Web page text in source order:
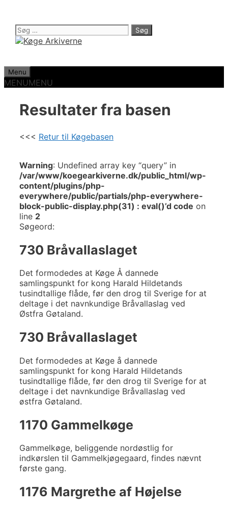
indhold
Søg
efter:
Menu
MENUMENU
Resultater fra basen
<<< Retur til Køgebasen
Warning: Undefined array key “query” in
/var/www/koegearkiverne.dk/public_html/wp-
content/plugins/php-
everywhere/public/partials/php-everywhere-
block-public-display.php(31) : eval()’d code on
line 2
Søgeord:
730 Bråvallaslaget
Det formodedes at Køge Å dannede
samlingspunkt for kong Harald Hildetands
tusindtallige flåde, før den drog til Sverige for at
deltage i det navnkundige Bråvallaslag ved
Østfra Gøtaland.
730 Bråvallaslaget
Det formodedes at Køge å dannede
samlingspunkt for kong Harald Hildetands
tusindtallige flåde, før den drog til Sverige for at
deltage i det navnkundige Bråvallaslag ved
østfra Gøtaland.
1170 Gammelkøge
Gammelkøge, beliggende nordøstlig for
indkørslen til Gammelkjøgegaard, findes nævnt
første gang.
1176 Margrethe af Højelse